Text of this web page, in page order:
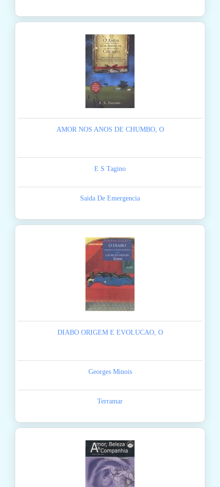
AMOR NOS ANOS DE CHUMBO, O
E S Tagino
Saida De Emergencia
DIABO ORIGEM E EVOLUCAO, O
Georges Minois
Terramar